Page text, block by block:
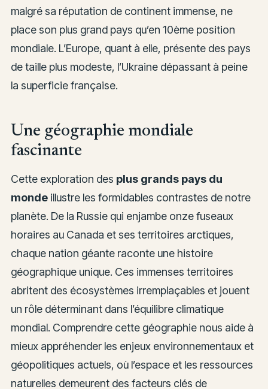
malgré sa réputation de continent immense, ne
place son plus grand pays qu’en 10ème position
mondiale. L’Europe, quant à elle, présente des pays
de taille plus modeste, l’Ukraine dépassant à peine
la superficie française.
Une géographie mondiale
fascinante
Cette exploration des plus grands pays du
mondeillustre les formidables contrastes de notre
planète. De la Russie qui enjambe onze fuseaux
horaires au Canada et ses territoires arctiques,
chaque nation géante raconte une histoire
géographique unique. Ces immenses territoires
abritent des écosystèmes irremplaçables et jouent
un rôle déterminant dans l’équilibre climatique
mondial. Comprendre cette géographie nous aide à
mieux appréhender les enjeux environnementaux et
géopolitiques actuels, où l’espace et les ressources
naturelles demeurent des facteurs clés de